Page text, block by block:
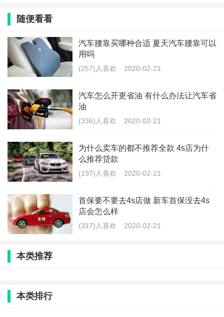
开车腰疼怎么缓解疼痛
调整座椅靠背，应该有一个大约20度左右的后倾角，座
椅垫建议调一个10度左右的翘起，这样我们就可以坐的
要买腰部靠垫了。
长途驾驶中也要注意休息，建议每两三个小时休息一
次，可以恢复肌肉疲劳，这种共振引起的肌肉疲劳感可
以暂时恢复。最好是下车休息，不仅仅可以休息腰部，
我们的脖子、腿的关节也可以趁此活动活动。
经常锻炼腰部力量。如果腰部肌肉强壮，腰椎的支撑能
力也会得到加强，所以，定期锻炼的朋友，开车时不容
易感到腰背痛，偏胖、偏重的人腰部肌肉没有足够力量
支撑，会更容易感到腰背痛。
标签：
随便看看
汽车腰靠买哪种合适 夏天汽车腰靠可以
用吗
(257)人喜欢 2020-02-21
汽车怎么开更省油 有什么办法让汽车省
油
(336)人喜欢 2020-02-21
为什么卖车的都不推荐全款 4s店为什
么推荐贷款
(197)人喜欢 2020-02-21
首保要不要去4s店做 新车首保没去4s
店会怎么样
(317)人喜欢 2020-02-21
本类推荐
本类排行